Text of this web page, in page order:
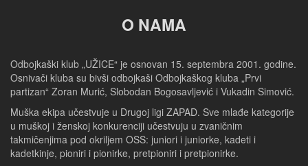
O NAMA
Odbojkaški klub „UŽICE“ je osnovan 15. septembra 2001. godine.
Osnivači kluba su bivši odbojkaši Odbojkaškog kluba „Prvi
partizan“ Zoran Murić, Slobodan Bogosavljević i Vukadin Simović.
Muška ekipa učestvuje u Drugoj ligi ZAPAD. Sve mlađe kategorije
u muškoj i ženskoj konkurenciji učestvuju u zvaničnim
takmičenjima pod okriljem OSS: juniori i juniorke, kadeti i
kadetkinje, pioniri i pionirke, pretpioniri i pretpionirke.